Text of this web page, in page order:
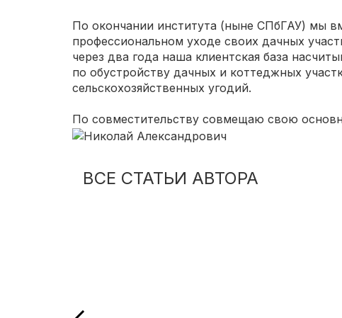
По окончании института (ныне СПбГАУ) мы
профессиональном уходе своих дачных
через два года наша клиентская база
по обустройству дачных и коттеджных
сельскохозяйственных угодий.
По совместительству совмещаю свою
ВСЕ СТАТЬИ АВТОРА